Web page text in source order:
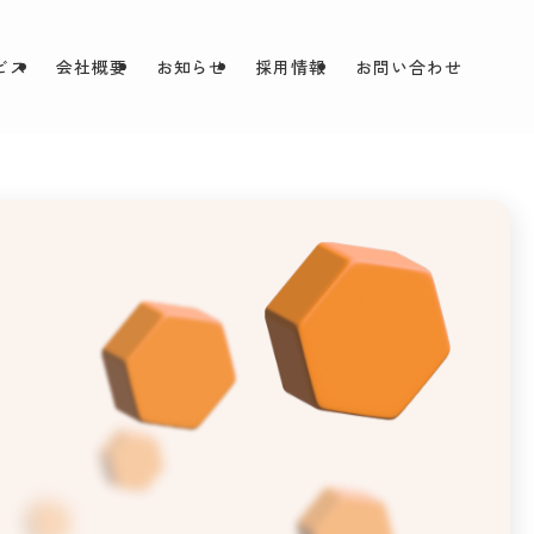
ス 会社概要 お知らせ 採用情報 お問い合わせ